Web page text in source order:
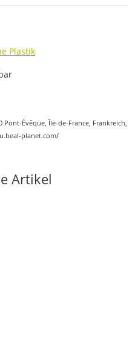
Plastik
Pont-Évêque, Île-de-France, Frankreich,
planet.com/
Artikel